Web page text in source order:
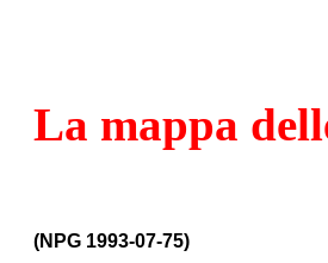
La mappa
(NPG 1993-07-75)